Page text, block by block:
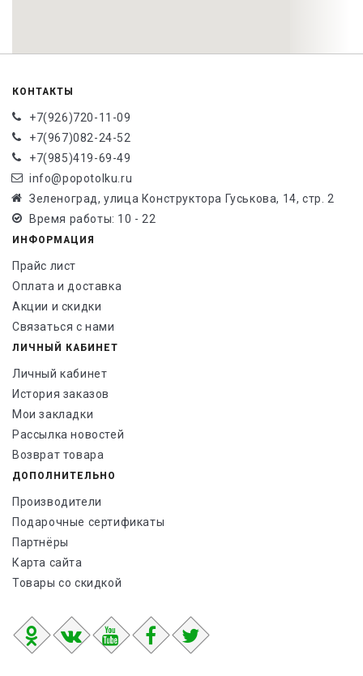
КОНТАКТЫ
+7(926)720-11-09
+7(967)082-24-52
+7(985)419-69-49
info@popotolku.ru
Зеленоград, улица Конструктора Гуськова, 14, стр. 2
Время работы: 10 - 22
ИНФОРМАЦИЯ
Прайс лист
Оплата и доставка
Акции и скидки
Связаться с нами
ЛИЧНЫЙ КАБИНЕТ
Личный кабинет
История заказов
Мои закладки
Рассылка новостей
Возврат товара
ДОПОЛНИТЕЛЬНО
Производители
Подарочные сертификаты
Партнёры
Карта сайта
Товары со скидкой